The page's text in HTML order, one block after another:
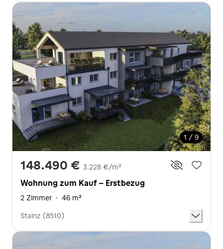
1 / 9
148.490 € 3.228 €/m²
Wohnung zum Kauf - Erstbezug
2 Zimmer · 46 m²
Stainz (8510)